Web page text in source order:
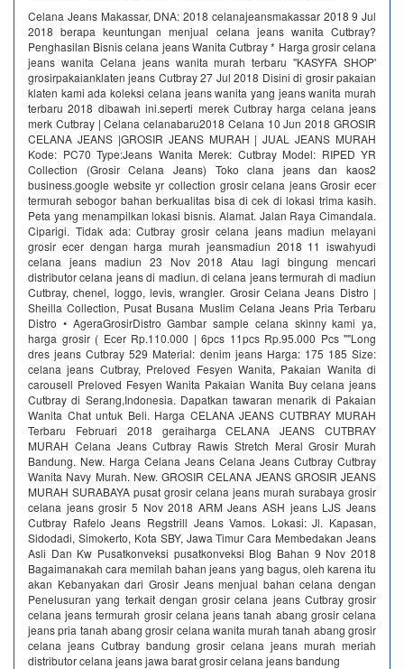
Celana Jeans Makassar, DNA: 2018 celanajeansmakassar 2018 9 Jul
2018 berapa keuntungan menjual celana jeans wanita Cutbray?
Penghasilan Bisnis celana jeans Wanita Cutbray * Harga grosir celana
jeans wanita Celana jeans wanita murah terbaru ''KASYFA SHOP'
grosirpakaianklaten jeans Cutbray 27 Jul 2018 Disini di grosir pakaian
klaten kami ada koleksi celana jeans wanita yang jeans wanita murah
terbaru 2018 dibawah ini.seperti merek Cutbray harga celana jeans
merk Cutbray | Celana celanabaru2018 Celana 10 Jun 2018 GROSIR
CELANA JEANS |GROSIR JEANS MURAH | JUAL JEANS MURAH
Kode: PC70 Type:Jeans Wanita Merek: Cutbray Model: RIPED YR
Collection (Grosir Celana Jeans) Toko clana jeans dan kaos2
business.google website yr collection grosir celana jeans Grosir ecer
termurah sebogor bahan berkualitas bisa di cek di lokasi trima kasih.
Peta yang menampilkan lokasi bisnis. Alamat. Jalan Raya Cimandala.
Ciparigi. Tidak ada: Cutbray grosir celana jeans madiun melayani
grosir ecer dengan harga murah jeansmadiun 2018 11 iswahyudi
celana jeans madiun 23 Nov 2018 Atau lagi bingung mencari
distributor celana jeans di madiun. di celana jeans termurah di madiun
Cutbray, chenel, loggo, levis, wrangler. Grosir Celana Jeans Distro |
Sheilla Collection, Pusat Busana Muslim Celana Jeans Pria Terbaru
Distro • AgeraGrosirDistro Gambar sample celana skinny kami ya,
harga grosir ( Ecer Rp.110.000 | 6pcs 11pcs Rp.95.000 Pcs ""Long
dres jeans Cutbray 529 Material: denim jeans Harga: 175 185 Size:
celana jeans Cutbray, Preloved Fesyen Wanita, Pakaian Wanita di
carousell Preloved Fesyen Wanita Pakaian Wanita Buy celana jeans
Cutbray di Serang,Indonesia. Dapatkan tawaran menarik di Pakaian
Wanita Chat untuk Beli. Harga CELANA JEANS CUTBRAY MURAH
Terbaru Februari 2018 geraiharga CELANA JEANS CUTBRAY
MURAH Celana Jeans Cutbray Rawis Stretch Meral Grosir Murah
Bandung. New. Harga Celana Jeans Celana Jeans Cutbray Cutbray
Wanita Navy Murah. New. GROSIR CELANA JEANS GROSIR JEANS
MURAH SURABAYA pusat grosir celana jeans murah surabaya grosir
celana jeans grosir 5 Nov 2018 ARM Jeans ASH jeans LJS Jeans
Cutbray Rafelo Jeans Regstrill Jeans Vamos. Lokasi: Jl. Kapasan,
Sidodadi, Simokerto, Kota SBY, Jawa Timur Cara Membedakan Jeans
Asli Dan Kw Pusatkonveksi pusatkonveksi Blog Bahan 9 Nov 2018
Bagaimanakah cara memilah bahan jeans yang bagus, oleh karena itu
akan Kebanyakan dari Grosir Jeans menjual bahan celana dengan
Penelusuran yang terkait dengan grosir celana jeans Cutbray grosir
celana jeans termurah grosir celana jeans tanah abang grosir celana
jeans pria tanah abang grosir celana wanita murah tanah abang grosir
celana jeans Cutbray bandung grosir celana jeans murah meriah
distributor celana jeans jawa barat grosir celana jeans bandung